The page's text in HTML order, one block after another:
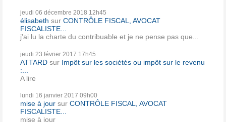
jeudi 06 décembre 2018 12h45
élisabeth sur CONTRÔLE FISCAL, AVOCAT
FISCALISTE...
j'ai lu la charte du contribuable et je ne pense pas que...
jeudi 23 février 2017 17h45
ATTARD sur Impôt sur les sociétés ou impôt sur le revenu
:...
A lire
lundi 16 janvier 2017 09h00
mise à jour sur CONTRÔLE FISCAL, AVOCAT
FISCALISTE...
mise à jour